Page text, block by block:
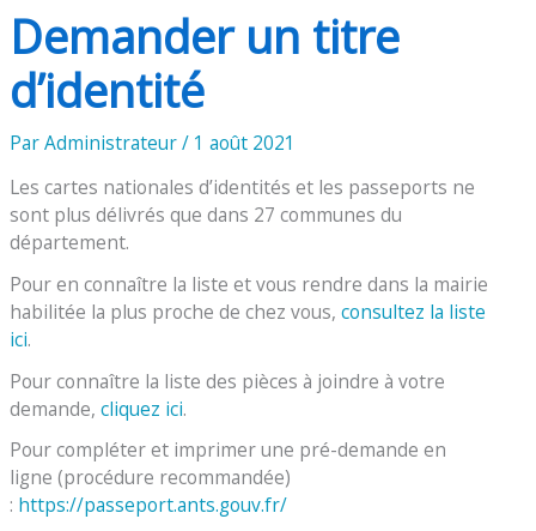
Demander un titre
d’identité
ParAdministrateur/ 1 août 2021
Les cartes nationales d’identités et les passeports ne
sont plus délivrés que dans 27 communes du
département.
Pour en connaître la liste et vous rendre dans la mairie
habilitée la plus proche de chez vous,consultez la liste
ici.
Pour connaître la liste des pièces à joindre à votre
demande,cliquez ici.
Pour compléter et imprimer une pré-demande en
ligne (procédure recommandée)
: https://passeport.ants.gouv.fr/